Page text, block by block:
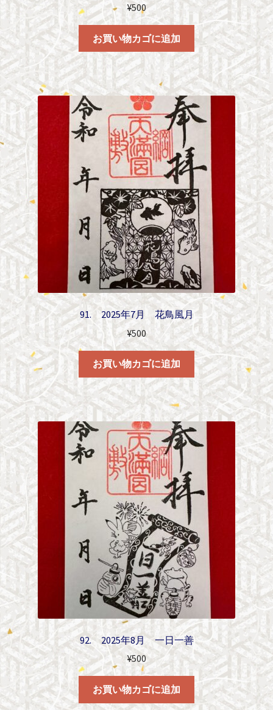
¥500
お買い物カゴに追加
91. 2025年7月 花鳥風月
¥500
お買い物カゴに追加
92. 2025年8月 一日一善
¥500
お買い物カゴに追加